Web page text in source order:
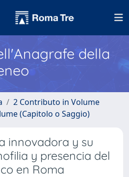
della
2 Contributo in Volume
(Capitolo o Saggio)
innovadora y su
y presencia del
en Roma